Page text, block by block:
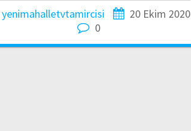
yenimahalletvtamircisi
20 Ekim 2020
0